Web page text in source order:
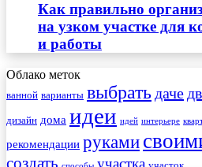
Как правильно
на узком участке для
и работы
Облако меток
ванной варианты выбрать даче
дизайн дома идеи идей интерьере
рекомендации руками
создать участка